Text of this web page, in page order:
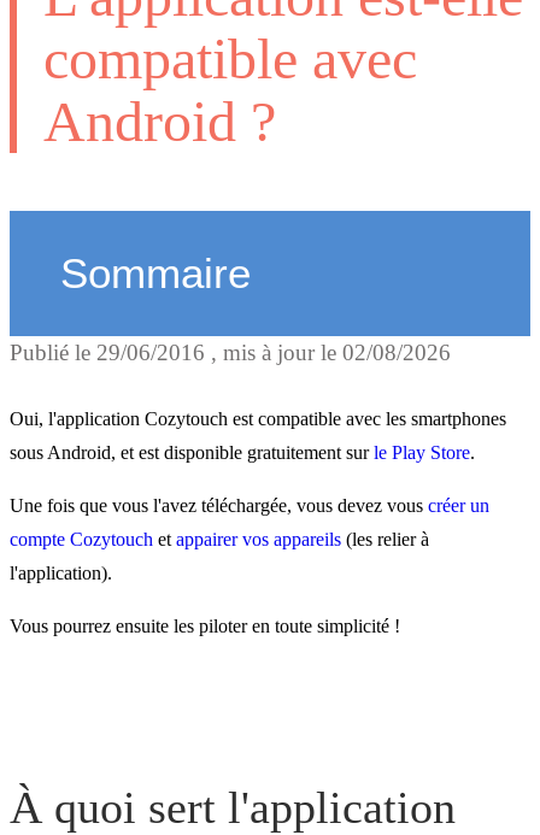
compatible avec
Android ?
Sommaire
À quoi sert l'application
Atlantic Cozytouch ?
Quels équipements peut-
piloter avec Cozytouch ?
Publié le 29/06/2016 , mis à jour le 02/08/2026
Oui, l'application Cozytouch est compatible avec les smartphones
sous Android, et est disponible gratuitement surle Play Store.
Une fois que vous l'avez téléchargée, vous devez vous créer un
compte Cozytouch et appairer vos appareils (les relier à
l'application).
Vous pourrez ensuite les piloter en toute simplicité !
À quoi sert l'application